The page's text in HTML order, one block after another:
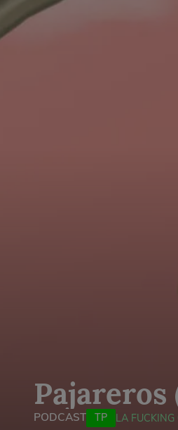
Pajareros
PODCAST TP
LA